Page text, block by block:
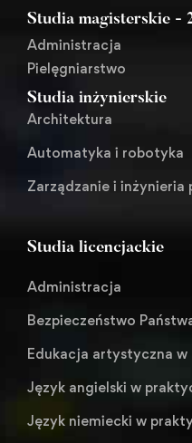
Studia magisterskie -
Administracja
Pielęgniarstwo
Studia inżynierskie
Architektura
Automatyka i robotyka
Zarządzanie i inżynieria
Studia licencjackie
Administracja
Bezpieczeństwo
Edukacja artystyczna
Język angielski w
Język niemiecki w